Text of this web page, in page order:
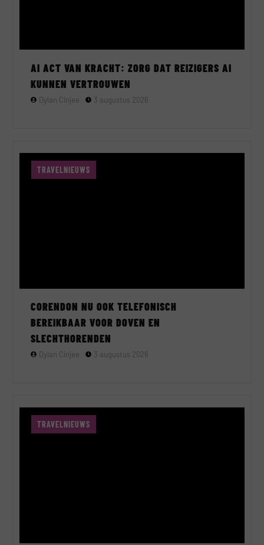
AI ACT VAN KRACHT: ZORG DAT REIZIGERS AI
KUNNEN VERTROUWEN
Dylan Cinjee 3 augustus 2026
TRAVELNIEUWS
CORENDON NU OOK TELEFONISCH
BEREIKBAAR VOOR DOVEN EN
SLECHTHORENDEN
Dylan Cinjee 3 augustus 2026
TRAVELNIEUWS